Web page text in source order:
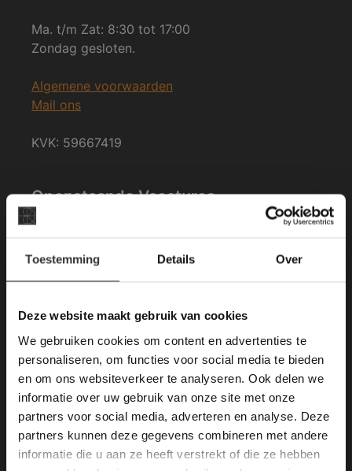
Toestemming Details Over
Deze website maakt gebruik van cookies
We gebruiken cookies om content en advertenties te
personaliseren, om functies voor social media te bieden
en om ons websiteverkeer te analyseren. Ook delen we
informatie over uw gebruik van onze site met onze
partners voor social media, adverteren en analyse. Deze
partners kunnen deze gegevens combineren met andere
informatie die u aan ze heeft verstrekt of die ze hebben
Ma. t/m Zat: 8:30 tot 17:00
Zondag gesloten.
Algemene voorwaarden
Mail ons
KVK: 59667419
Openstaande Vacatures
Kom werken bij van den Heuvel & van Duuren.
Deze website maakt
gebruik van cookies.
This Cookie Banner was deleted and is no
longer working. Please contact the website
administrator.
Deze website gebruikt cookies om de
gebruikerservaring te verbeteren. Door
gebruik te maken van onze website geeft u
toestemming voor alle cookies in
overeenstemming met ons cookiebeleid.Lees
verder